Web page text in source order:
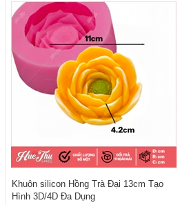
Khuôn silicon Hồng Trà Đại 13cm Tạo
Hình 3D/4D Đa Dụng